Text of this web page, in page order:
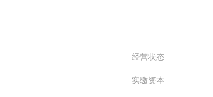
经营状态
实缴资本